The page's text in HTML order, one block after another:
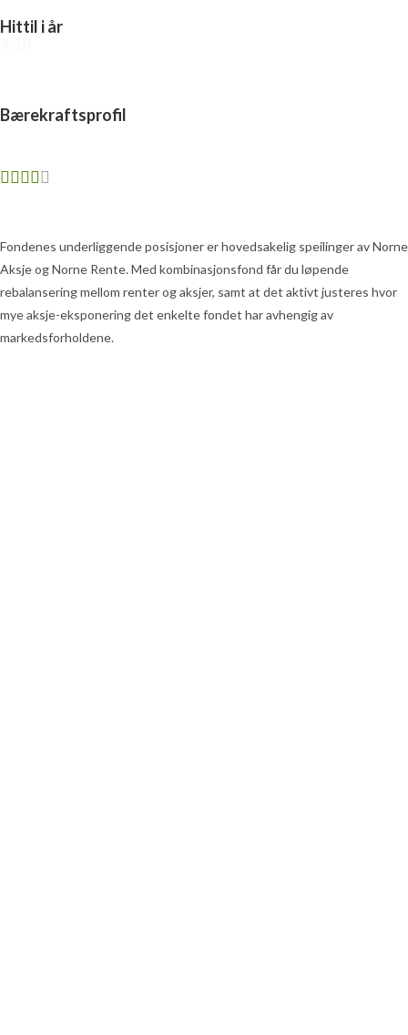
Hittil i år
Bærekraftsprofil
Fondenes underliggende posisjoner er hovedsakelig speilinger av Norne
Aksje og Norne Rente. Med kombinasjonsfond får du løpende
rebalansering mellom renter og aksjer, samt at det aktivt justeres hvor
mye aksje-eksponering det enkelte fondet har avhengig av
markedsforholdene.